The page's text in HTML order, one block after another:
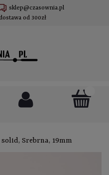
sklep@czasownia.pl
od 300zł
Srebrna, 19mm